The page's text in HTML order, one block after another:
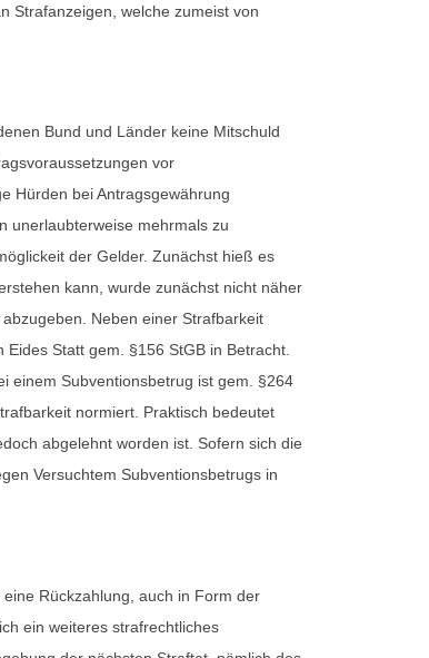
Strafanzeigen, welche zumeist von
Bund und Länder keine Mitschuld
vor
Hürden bei Antragsgewährung
unerlaubterweise mehrmals zu
der Gelder. Zunächst hieß es
kann, wurde zunächst nicht näher
Neben einer Strafbarkeit
Statt gem. §156 StGB in Betracht.
einem Subventionsbetrug ist gem. §264
normiert. Praktisch bedeutet
abgelehnt worden ist. Sofern sich die
Versuchtem Subventionsbetrugs in
Rückzahlung, auch in Form der
ein weiteres strafrechtliches